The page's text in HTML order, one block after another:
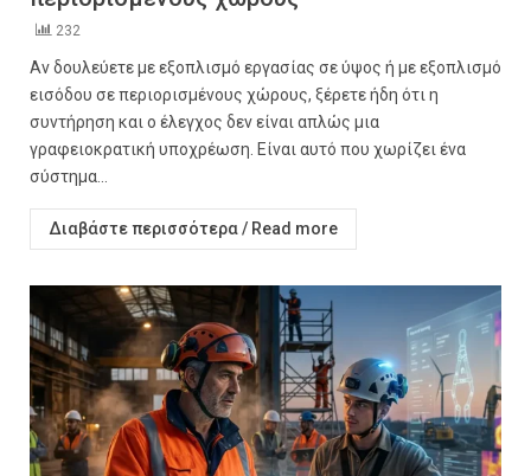
232
Αν δουλεύετε με εξοπλισμό εργασίας σε ύψος ή με εξοπλισμό
εισόδου σε περιορισμένους χώρους, ξέρετε ήδη ότι η
συντήρηση και ο έλεγχος δεν είναι απλώς μια
γραφειοκρατική υποχρέωση. Είναι αυτό που χωρίζει ένα
σύστημα...
Διαβάστε περισσότερα / Read more